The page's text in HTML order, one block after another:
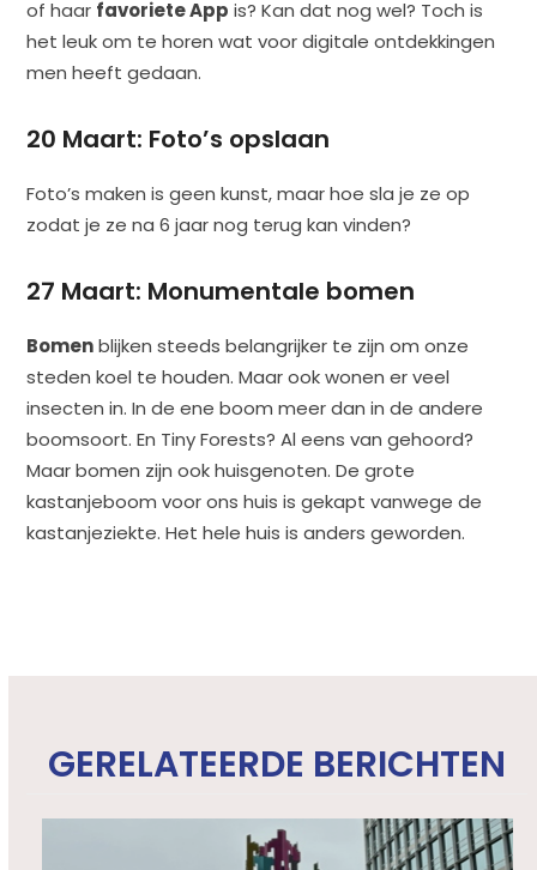
of haar favoriete App is? Kan dat nog wel? Toch is
het leuk om te horen wat voor digitale ontdekkingen
men heeft gedaan.
20 Maart: Foto’s opslaan
Foto’s maken is geen kunst, maar hoe sla je ze op
zodat je ze na 6 jaar nog terug kan vinden?
27 Maart: Monumentale bomen
Bomenblijken steeds belangrijker te zijn om onze
steden koel te houden. Maar ook wonen er veel
insecten in. In de ene boom meer dan in de andere
boomsoort. En Tiny Forests? Al eens van gehoord?
Maar bomen zijn ook huisgenoten. De grote
kastanjeboom voor ons huis is gekapt vanwege de
kastanjeziekte. Het hele huis is anders geworden.
GERELATEERDE BERICHTEN